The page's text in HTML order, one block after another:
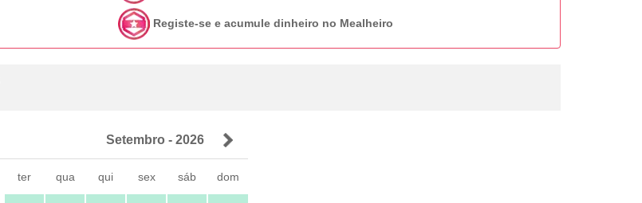
Registe-se e acumule dinheiro no Mealheiro
Setembro - 2026
ter qua qui sex sáb dom